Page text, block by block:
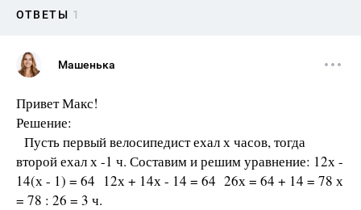
ОТВЕТЫ 1
Машенька
Привет Макс!
Решение:
Пусть первый велосипедист ехал х часов, тогда
второй ехал х -1 ч. Составим и решим уравнение: 12х -
14(х - 1) = 64 12х + 14х - 14 = 64 26х = 64 + 14 = 78 х
= 78 : 26 = 3 ч.